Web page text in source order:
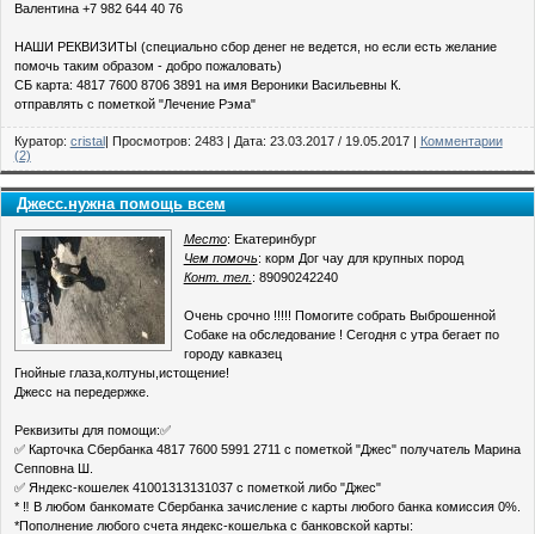
Валентина +7 982 644 40 76
НАШИ РЕКВИЗИТЫ (специально сбор денег не ведется, но если есть желание
помочь таким образом - добро пожаловать)
СБ карта: 4817 7600 8706 3891 на имя Вероники Васильевны К.
отправлять с пометкой "Лечение Рэма"
Куратор: cristal | Просмотров: 2483 | Дата: 23.03.2017 / 19.05.2017|
Комментарии
(2)
Джесс.нужна помощь всем
Место: Екатеринбург
Чем помочь: корм Дог чау для крупных пород
Конт. тел. : 89090242240
Очень срочно !!!!! Помогите собрать Выброшенной
Собаке на обследование ! Сегодня с утра бегает по
городу кавказец
Гнойные глаза,колтуны,истощение!
Джесс на передержке.
Реквизиты для помощи:✅
✅ Карточка Сбербанка 4817 7600 5991 2711 с пометкой "Джес" получатель Марина
Сепповна Ш.
✅ Яндекс-кошелек 41001313131037 с пометкой либо "Джес"
* ‼ В любом банкомате Сбербанка зачисление с карты любого банка комиссия 0%.
*Пополнение любого счета яндекс-кошелька с банковской карты: